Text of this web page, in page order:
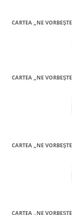
CARTEA „NE
CARTEA „NE
CARTEA „NE
CARTEA „NE